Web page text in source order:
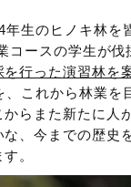
生のヒノキ林を
ースの学生が伐
を行った演習林を
これから林業を
らまた新たに人
、今までの歴史
。